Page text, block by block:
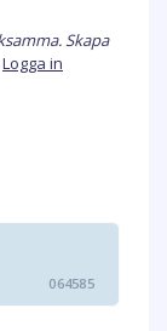
Skapa
Logga in
064585